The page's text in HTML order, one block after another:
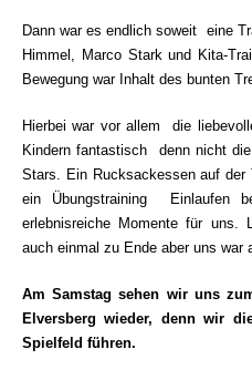
Dann war es endlich soweit  eine
Himmel, Marco Stark und Kita-
Bewegung war Inhalt des bunten
Hierbei war vor allem die
Kindern fantastisch  denn nicht
Stars. Ein Rucksackessen auf der
ein Übungstraining Einlaufen
erlebnisreiche Momente für uns.
auch einmal zu Ende aber uns war
Am Samstag sehen wir uns
Elversberg wieder, denn wir
Spielfeld führen.